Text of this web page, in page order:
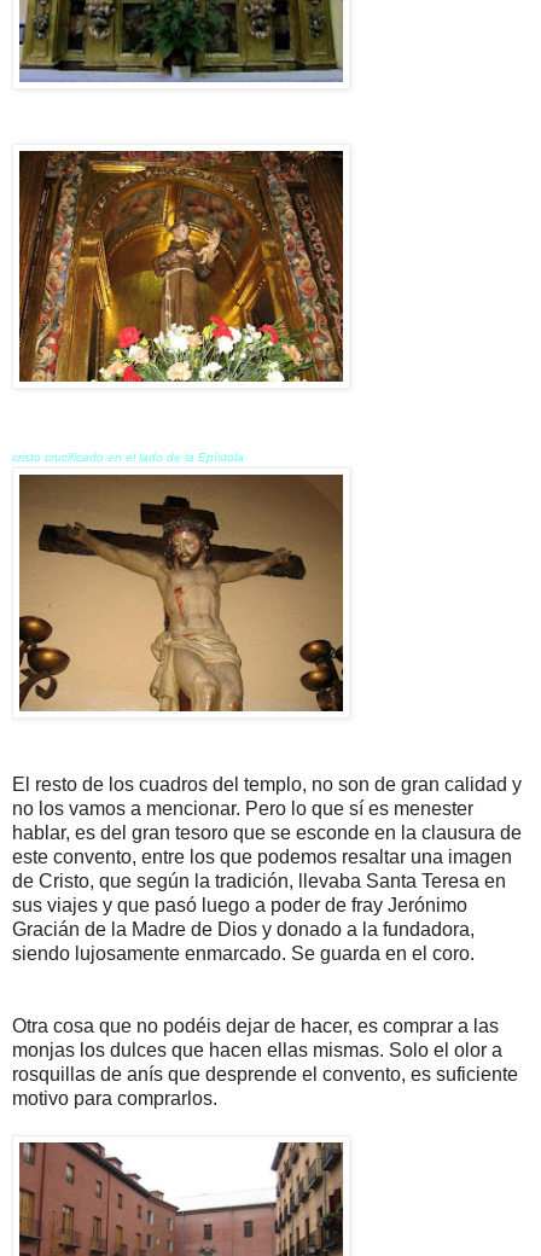
cristo crucificado en el lado de la Epístola
El resto de los cuadros del templo, no son de gran calidad y
no los vamos a mencionar. Pero lo que sí es menester
hablar, es del gran tesoro que se esconde en la clausura de
este convento, entre los que podemos resaltar una imagen
de Cristo, que según la tradición, llevaba Santa Teresa en
sus viajes y que pasó luego a poder de fray Jerónimo
Gracián de la Madre de Dios y donado a la fundadora,
siendo lujosamente enmarcado. Se guarda en el coro.
Otra cosa que no podéis dejar de hacer, es comprar a las
monjas los dulces que hacen ellas mismas. Solo el olor a
rosquillas de anís que desprende el convento, es suficiente
motivo para comprarlos.